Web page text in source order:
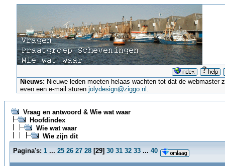
Nieuws: Nieuwe leden moeten helaas wachten tot dat de
even een e-mail sturenjolydesign@ziggo.nl .
Vraag en antwoord & Wie wat waar
Hoofdindex
Wie wat waar
Wie zijn dit
Pagina's: 1 ... 25 26 27 28 [29] 30 31 32 33 ... 40